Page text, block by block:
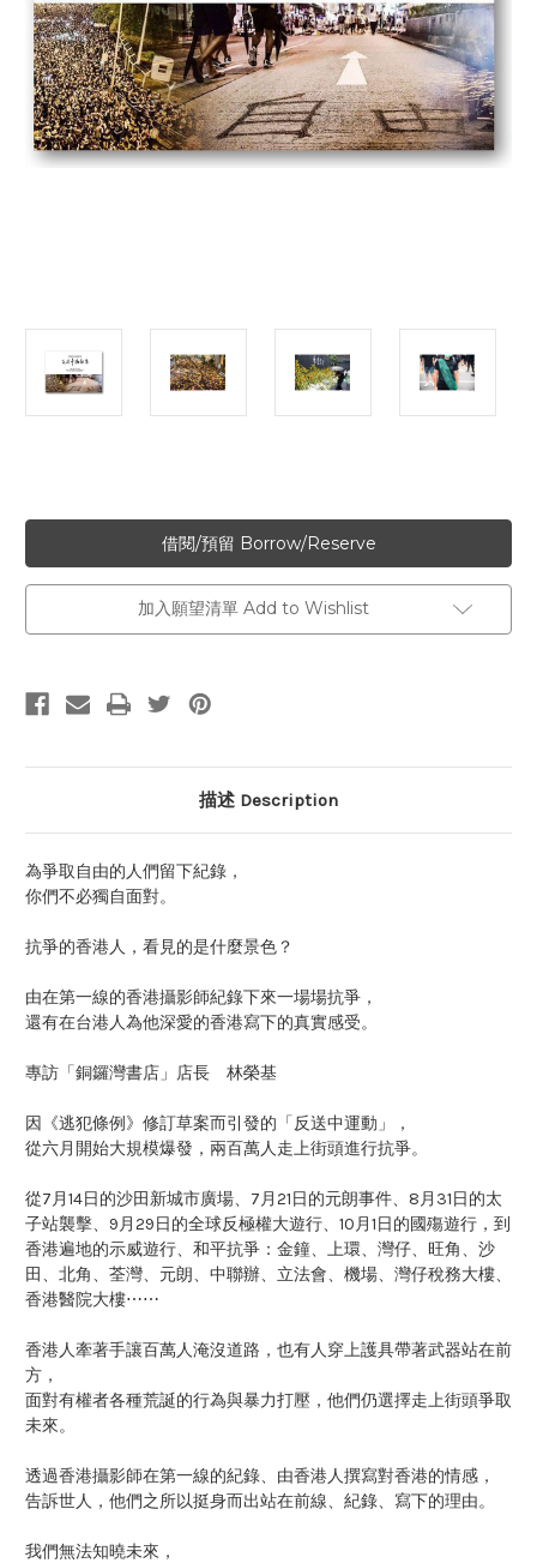
加入願望清單 Add to Wishlist
描述 Description
為爭取自由的人們留下紀錄，
你們不必獨自面對。
抗爭的香港人，看見的是什麼景色？
由在第一線的香港攝影師紀錄下來一場場抗爭，
還有在台港人為他深愛的香港寫下的真實感受。
專訪「銅鑼灣書店」店長 林榮基
因《逃犯條例》修訂草案而引發的「反送中運動」，
從六月開始大規模爆發，兩百萬人走上街頭進行抗爭。
從7月14日的沙田新城市廣場、7月21日的元朗事件、8月31日的太
子站襲擊、9月29日的全球反極權大遊行、10月1日的國殤遊行，到
香港遍地的示威遊行、和平抗爭：金鐘、上環、灣仔、旺角、沙
田、北角、荃灣、元朗、中聯辦、立法會、機場、灣仔稅務大樓、
香港醫院大樓⋯⋯
香港人牽著手讓百萬人淹沒道路，也有人穿上護具帶著武器站在前
方，
面對有權者各種荒誕的行為與暴力打壓，他們仍選擇走上街頭爭取
未來。
透過香港攝影師在第一線的紀錄、由香港人撰寫對香港的情感，
告訴世人，他們之所以挺身而出站在前線、紀錄、寫下的理由。
我們無法知曉未來，